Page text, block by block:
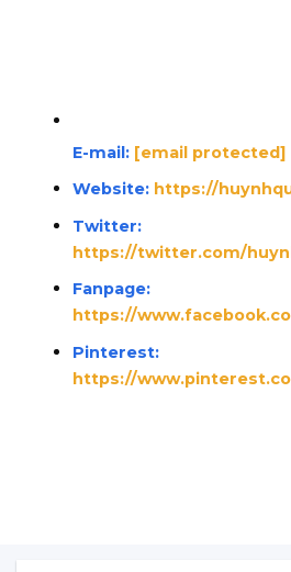
E-mail: [email protected]
Website: https://
Twitter:
https://twitter.com/
Fanpage:
https://
Pinterest:
https://